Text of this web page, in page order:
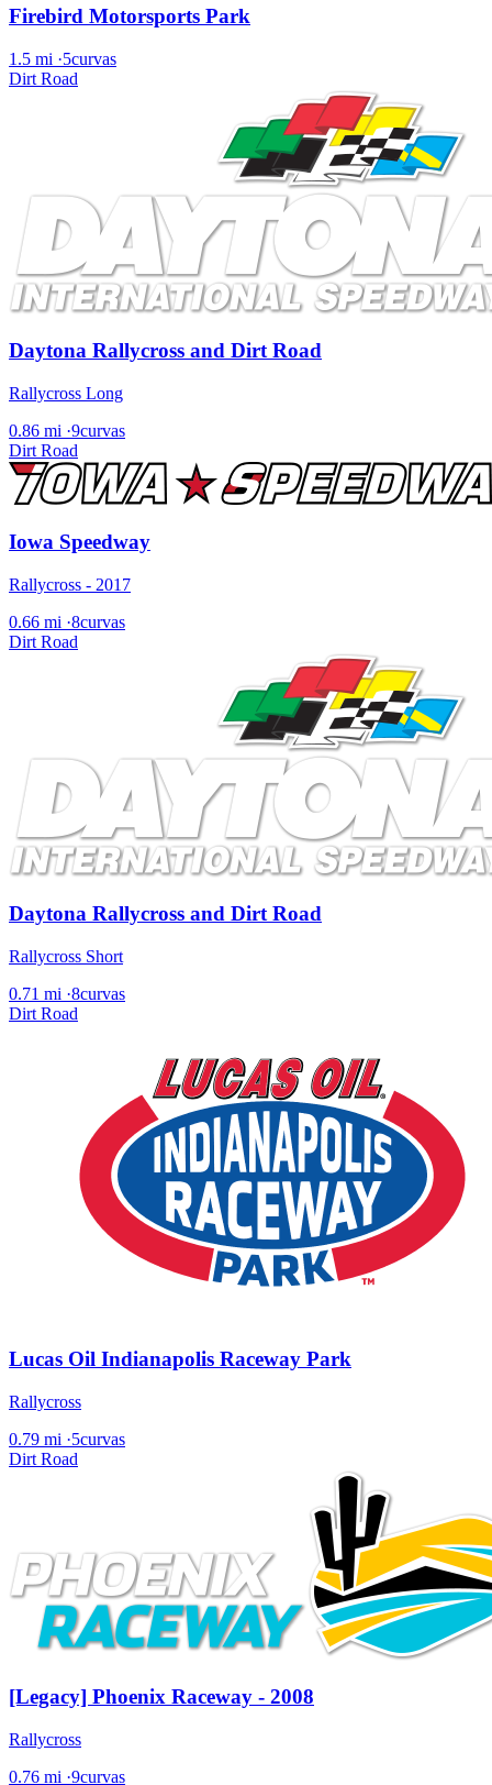
Firebird Motorsports Park
1.5 mi ·5curvas
Dirt Road
Daytona Rallycross and Dirt Road
Rallycross Long
0.86 mi ·9curvas
Dirt Road
Iowa Speedway
Rallycross - 2017
0.66 mi ·8curvas
Dirt Road
Daytona Rallycross and Dirt Road
Rallycross Short
0.71 mi ·8curvas
Dirt Road
Lucas Oil Indianapolis Raceway Park
Rallycross
0.79 mi ·5curvas
Dirt Road
[Legacy] Phoenix Raceway - 2008
Rallycross
0.76 mi ·9curvas